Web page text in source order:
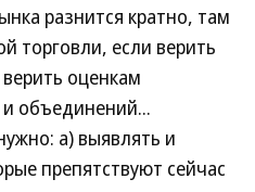
разнится кратно, там
торговли, если верить
оценкам
объединений...
а) выявлять и
препятствуют сейчас